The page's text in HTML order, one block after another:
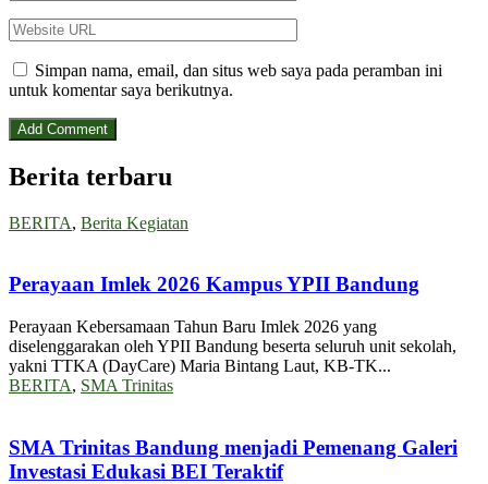
Simpan nama, email, dan situs web saya pada peramban ini
untuk komentar saya berikutnya.
Berita terbaru
BERITA, Berita Kegiatan
Perayaan Imlek 2026 Kampus YPII Bandung
Perayaan Kebersamaan Tahun Baru Imlek 2026 yang
diselenggarakan oleh YPII Bandung beserta seluruh unit sekolah,
yakni TTKA (DayCare) Maria Bintang Laut, KB-TK...
BERITA, SMA Trinitas
SMA Trinitas Bandung menjadi Pemenang Galeri
Investasi Edukasi BEI Teraktif